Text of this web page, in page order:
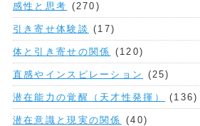
感性と思考 (270)
引き寄せ体験談 (17)
体と引き寄せの関係 (120)
直感やインスピレーション (25)
潜在能力の覚醒（天才性発揮） (136)
潜在意識と現実の関係 (40)